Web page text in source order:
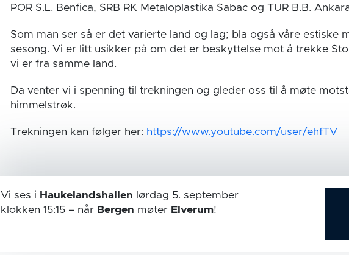
POR S.L. Benfica, SRB RK Metaloplastika Sabac og TUR B.B.
Som man ser så er det varierte land og lag; bla også våre estiske
sesong. Vi er litt usikker på om det er beskyttelse mot å trekke
vi er fra samme land.
Da venter vi i spenning til trekningen og gleder oss til å møte
himmelstrøk.
Trekningen kan følger her: https://www.youtube.com/user/ehfTV
Vi ses i Haukelandshallen lørdag 5. september
klokken 15:15– når Bergen møter Elverum!